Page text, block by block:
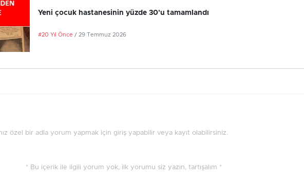
Yeni çocuk hastanesinin yüzde 30'u tamamlandı
#20 Yıl Önce / 29 Temmuz 2026
özel bir adla yorum yapmak için giriş yapabilir veya kayıt olabilirsiniz.
* Bu içerik ile ilgili yorum yok, ilk yorumu siz yazın, tartışalım *